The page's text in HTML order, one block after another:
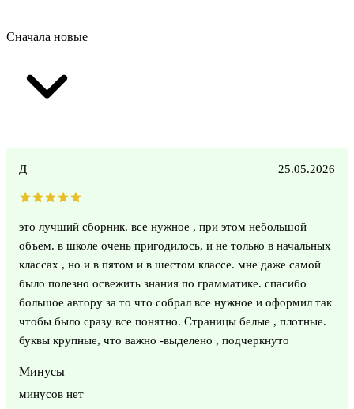
Сначала новые
Д 25.05.2026
это лучший сборник. все нужное , при этом небольшой
объем. в школе очень пригодилось, и не только в начальных
классах , но и в пятом и в шестом классе. мне даже самой
было полезно освежить знания по грамматике. спасибо
большое автору за то что собрал все нужное и оформил так
чтобы было сразу все понятно. Страницы белые , плотные.
буквы крупные, что важно -выделено , подчеркнуто
Минусы
минусов нет